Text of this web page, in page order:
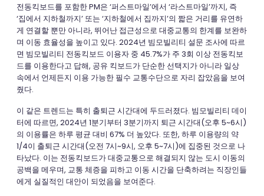
전동킥보드를 포함한 PM은 ‘퍼스트마일’에서 ‘라스트마일’까지, 즉
‘집에서 지하철까지’ 또는 ‘지하철에서 집까지’의 짧은 거리를 유연하
게 연결할 뿐만 아니라, 뛰어난 접근성으로 대중교통의 한계를 보완하
며 이동 효율성을 높이고 있다. 2024년 빔모빌리티 설문 조사에 따르
면 빔모빌리티 전동킥보드 이용자 중 45.7%가 주 3회 이상 전동킥보
드를 이용한다고 답해, 공유 킥보드가 단순한 선택지가 아니라 일상
속에서 언제든지 이용 가능한 필수 교통수단으로 자리 잡았음을 보여
줬다.
이 같은 트렌드는 특히 출퇴근 시간대에 두드러졌다. 빔모빌리티 데이
터에 따르면, 2024년 1분기부터 3분기까지 퇴근 시간대(오후 5~6시)
의 이용률은 하루 평균 대비 67% 더 높았다. 또한, 하루 이용량의 약
1/4이 출퇴근 시간대(오전 7시~9시, 오후 5~7시)에 집중된 것으로 나
타났다. 이는 전동킥보드가 대중교통으로 해결되지 않는 도시 이동의
공백을 메우며, 교통 체증을 피하고 이동 시간을 단축하려는 직장인들
에게 실질적인 대안이 되었음을 보여준다.